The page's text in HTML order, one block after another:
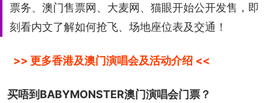
票务、澳门售票网、大麦网、猫眼开始公开发售，即
刻看内文了解如何抢飞、场地座位表及交通！
>> 更多香港及澳门演唱会及活动介绍 <<
买唔到BABYMONSTER澳门演唱会门票？